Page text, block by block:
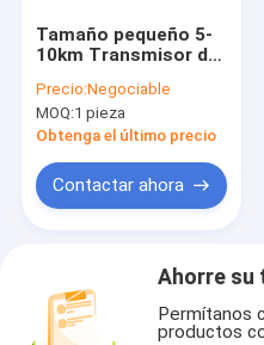
Tamaño pequeño 5-
10km Transmisor de
digital Receptor con
SDI 1080P HD para
transmisión en vivo
guardia
Precio:Negociable
MOQ:1 pieza
Obtenga el último precio
Contactar ahora
Ahorre su
Permítanos
productos